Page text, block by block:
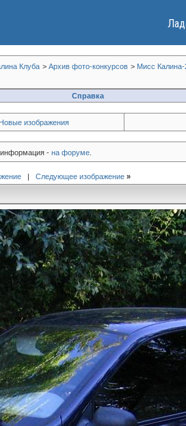
Клуба > Архив фото-конкурсов > Мисс Калина-
Справка
Новые изображения
информация - на форуме
| Следующее изображение »